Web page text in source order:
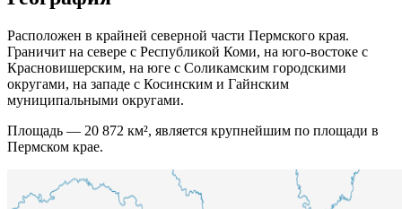
Расположен в крайней северной части Пермского края.
Граничит на севере с Республикой Коми, на юго-востоке с
Красновишерским, на юге с Соликамским городскими
округами, на западе с Косинским и Гайнским
муниципальными округами.
Площадь — 20 872 км², является крупнейшим по площади в
Пермском крае.